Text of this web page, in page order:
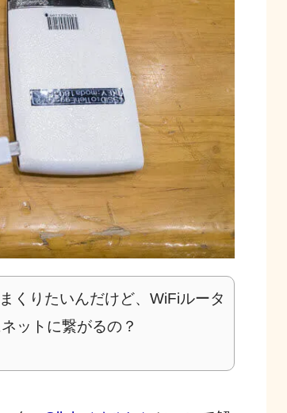
くりたいんだけど、WiFiルータ
ットに繋がるの？